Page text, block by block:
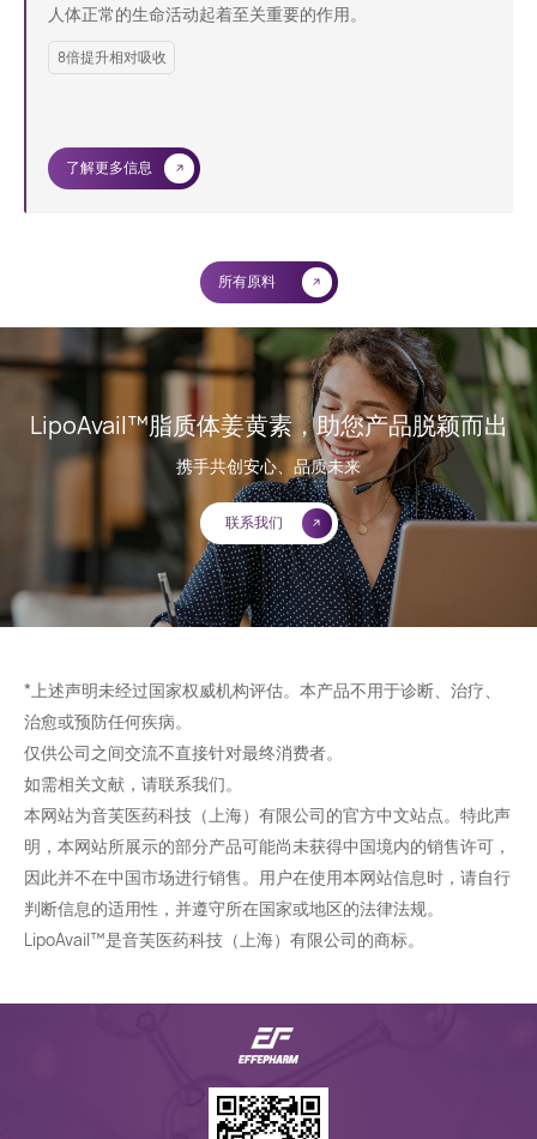
人体正常的生命活动起着至关重要的作用。
8倍提升相对吸收
了解更多信息
所有原料
LipoAvail™脂质体姜黄素，助您产品脱颖而出
携手共创安心、品质未来
联系我们
*上述声明未经过国家权威机构评估。本产品不用于诊断、治疗、
治愈或预防任何疾病。
仅供公司之间交流不直接针对最终消费者。
如需相关文献，请联系我们。
本网站为音芙医药科技（上海）有限公司的官方中文站点。特此声
明，本网站所展示的部分产品可能尚未获得中国境内的销售许可，
因此并不在中国市场进行销售。用户在使用本网站信息时，请自行
判断信息的适用性，并遵守所在国家或地区的法律法规。
LipoAvail™是音芙医药科技（上海）有限公司的商标。